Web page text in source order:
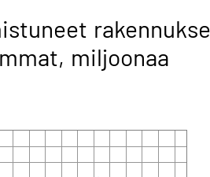
miljoonaa